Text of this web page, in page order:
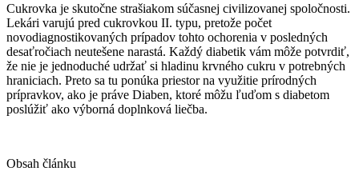
Cukrovka je skutočne strašiakom súčasnej civilizovanej spoločnosti.
Lekári varujú pred cukrovkou II. typu, pretože počet
novodiagnostikovaných prípadov tohto ochorenia v posledných
desaťročiach neutešene narastá. Každý diabetik vám môže potvrdiť,
že nie je jednoduché udržať si hladinu krvného cukru v potrebných
hraniciach. Preto sa tu ponúka priestor na využitie prírodných
prípravkov, ako je práve Diaben, ktoré môžu ľuďom s diabetom
poslúžiť ako výborná doplnková liečba.
Obsah článku